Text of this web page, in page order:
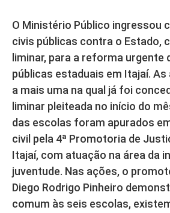
O Ministério Público ingressou
civis públicas contra o Estado,
liminar, para a reforma urgente
públicas estaduais em Itajaí.
a mais uma na qual já foi
liminar pleiteada no início do
das escolas foram apurados
civil pela 4ª Promotoria de
Itajaí, com atuação na área da
juventude. Nas ações, o
Diego Rodrigo Pinheiro
comum às seis escolas,